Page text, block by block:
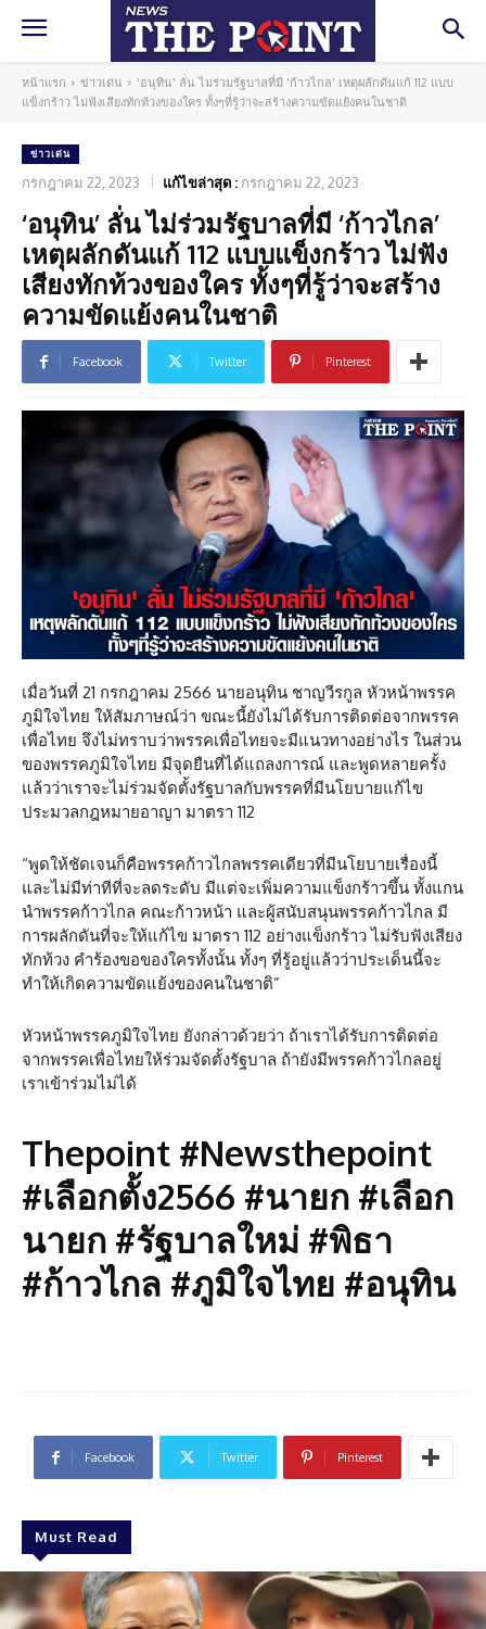
หน้าแรก ข่าวเด่น
'อนุทิน' ลั่น ไม่ร่วมรัฐบาลที่มี 'ก้าวไกล' เหตุผลักดันแก้ 112 แบบ
แข็งกร้าว ไม่ฟังเสียงทักท้วงของใคร ทั้งๆที่รู้ว่าจะสร้างความขัดแย้งคนในชาติ
ข่าวเด่น
กรกฎาคม 22, 2023 แก้ไขล่าสุด : กรกฎาคม 22, 2023
‘อนุทิน’ ลั่น ไม่ร่วมรัฐบาลที่มี ‘ก้าวไกล’
เหตุผลักดันแก้ 112 แบบแข็งกร้าว ไม่ฟัง
เสียงทักท้วงของใคร ทั้งๆที่รู้ว่าจะสร้าง
ความขัดแย้งคนในชาติ
Facebook Twitter Pinterest
เมื่อวันที่ 21 กรกฎาคม 2566 นายอนุทิน ชาญวีรกูล หัวหน้าพรรค
ภูมิใจไทย ให้สัมภาษณ์ว่า ขณะนี้ยังไม่ได้รับการติดต่อจากพรรค
เพื่อไทย จึงไม่ทราบว่าพรรคเพื่อไทยจะมีแนวทางอย่างไร ในส่วน
ของพรรคภูมิใจไทย มีจุดยืนที่ได้แถลงการณ์ และพูดหลายครั้ง
แล้วว่าเราจะไม่ร่วมจัดตั้งรัฐบาลกับพรรคที่มีนโยบายแก้ไข
ประมวลกฎหมายอาญา มาตรา 112
“พูดให้ชัดเจนก็คือพรรคก้าวไกลพรรคเดียวที่มีนโยบายเรื่องนี้
และไม่มีท่าทีที่จะลดระดับ มีแต่จะเพิ่มความแข็งกร้าวขึ้น ทั้งแกน
นำพรรคก้าวไกล คณะก้าวหน้า และผู้สนับสนุนพรรคก้าวไกล มี
การผลักดันที่จะให้แก้ไข มาตรา 112 อย่างแข็งกร้าว ไม่รับฟังเสียง
ทักท้วง คำร้องขอของใครทั้งนั้น ทั้งๆ ที่รู้อยู่แล้วว่าประเด็นนี้จะ
ทำให้เกิดความขัดแย้งของคนในชาติ”
หัวหน้าพรรคภูมิใจไทย ยังกล่าวด้วยว่า ถ้าเราได้รับการติดต่อ
จากพรรคเพื่อไทยให้ร่วมจัดตั้งรัฐบาล ถ้ายังมีพรรคก้าวไกลอยู่
เราเข้าร่วมไม่ได้
Thepoint #Newsthepoint
#เลือกตั้ง2566 #นายก #เลือก
นายก #รัฐบาลใหม่ #พิธา
#ก้าวไกล #ภูมิใจไทย #อนุทิน
Facebook Twitter Pinterest
Must Read